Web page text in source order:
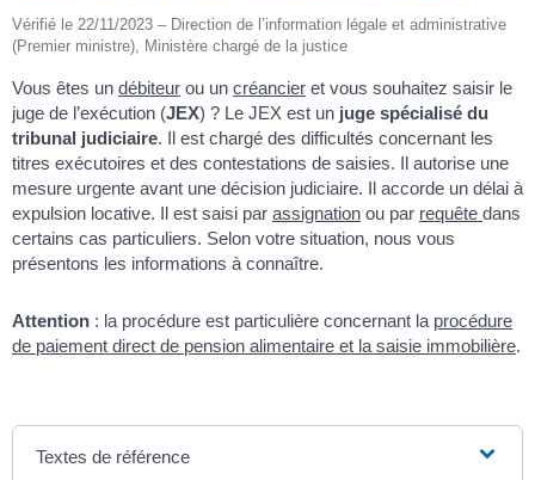
Vérifié le 22/11/2023 – Direction de l’information légale et administrative
(Premier ministre), Ministère chargé de la justice
Vous êtes un débiteur ou un créancier et vous souhaitez saisir le
juge de l’exécution (JEX) ? Le JEX est un juge spécialisé du
tribunal judiciaire. Il est chargé des difficultés concernant les
titres exécutoires et des contestations de saisies. Il autorise une
mesure urgente avant une décision judiciaire. Il accorde un délai à
expulsion locative. Il est saisi par assignation ou par requête dans
certains cas particuliers. Selon votre situation, nous vous
présentons les informations à connaître.
Attention : la procédure est particulière concernant la procédure
de paiement direct de pension alimentaire et la saisie immobilière.
Textes de référence